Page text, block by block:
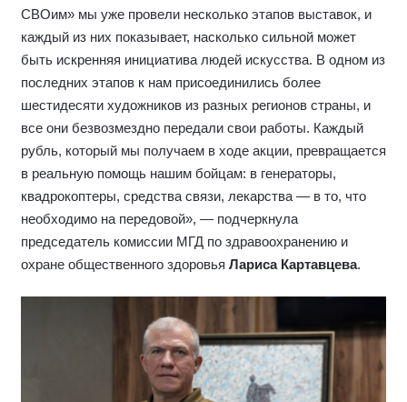
СВОим» мы уже провели несколько этапов выставок, и
каждый из них показывает, насколько сильной может
быть искренняя инициатива людей искусства. В одном из
последних этапов к нам присоединились более
шестидесяти художников из разных регионов страны, и
все они безвозмездно передали свои работы. Каждый
рубль, который мы получаем в ходе акции, превращается
в реальную помощь нашим бойцам: в генераторы,
квадрокоптеры, средства связи, лекарства — в то, что
необходимо на передовой», — подчеркнула
председатель комиссии МГД по здравоохранению и
охране общественного здоровья Лариса Картавцева.